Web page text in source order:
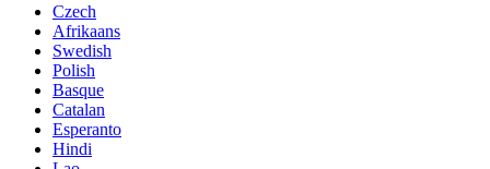
Czech
Afrikaans
Swedish
Polish
Basque
Catalan
Esperanto
Hindi